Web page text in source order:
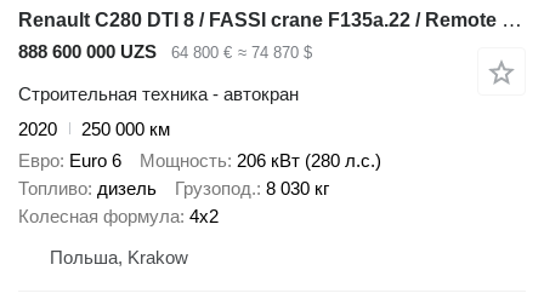
Renault C280 DTI 8 / FASSI crane F135a.22 / Remote control / Rotator / F
888 600 000 UZS 64 800 € ≈ 74 870 $
Строительная техника - автокран
2020
250 000 км
Евро Euro 6 Мощность 206 кВт (280 л.с.)
Топливо дизель Грузопод. 8 030 кг
Колесная формула 4x2
Польша, Krakow